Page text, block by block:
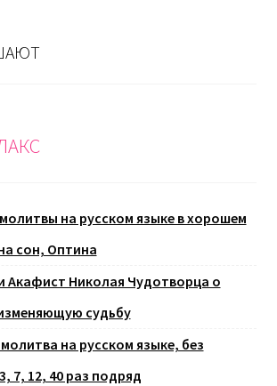
на русском языке в хорошем
сон, Оптина
Акафист Николая Чудотворца о
судьбу
на русском языке, без
7, 12, 40 раз подряд